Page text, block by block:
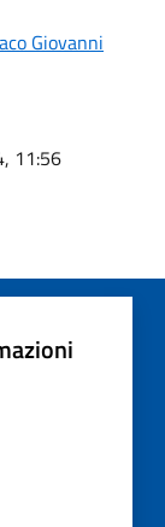
Giovanni
11:56